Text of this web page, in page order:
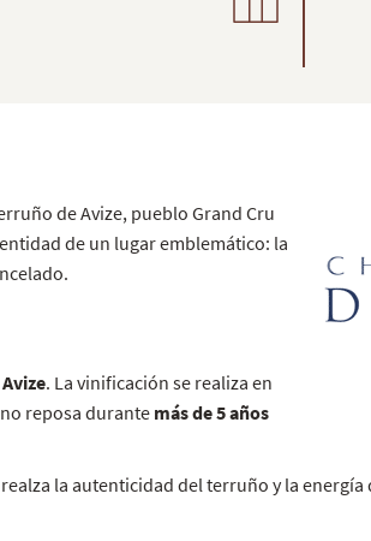
de Avize, pueblo Grand Cru
de un lugar emblemático: la
. La vinificación se realiza en
reposa durante más de 5 años
la autenticidad del terruño y la energía